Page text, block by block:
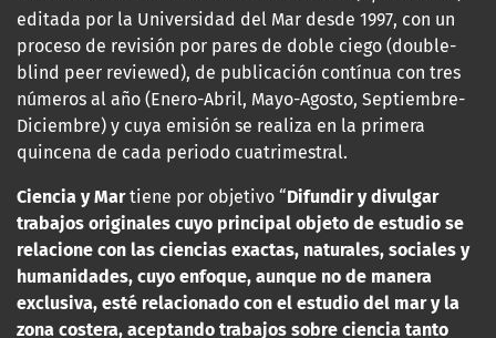
editada por la Universidad del Mar desde 1997, con un
proceso de revisión por pares de doble ciego (double-
blind peer reviewed), de publicación contínua con tres
números al año (Enero-Abril, Mayo-Agosto, Septiembre-
Diciembre) y cuya emisión se realiza en la primera
quincena de cada periodo cuatrimestral.
Ciencia y Martiene por objetivo “Difundir y divulgar
trabajos originales cuyo principal objeto de estudio se
relacione con las ciencias exactas, naturales, sociales y
humanidades, cuyo enfoque, aunque no de manera
exclusiva, esté relacionado con el estudio del mar y la
zona costera, aceptando trabajos sobre ciencia tanto